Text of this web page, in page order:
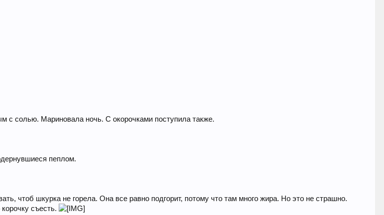
с солью. Мариновала ночь. С окорочками поступила также.
пеплом.
чтоб шкурка не горела. Она все равно подгорит, потому что там много жира. Но это не страшно.
съесть.